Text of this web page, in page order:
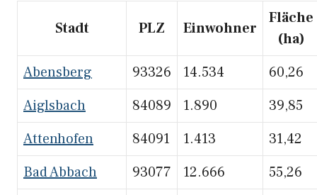
Stadt PLZ Einwohner
Fläche
(ha)
Abensberg
93326 14.534
60,26
Aiglsbach
84089 1.890
39,85
Attenhofen
84091 1.413
31,42
Bad Abbach
93077 12.666
55,26